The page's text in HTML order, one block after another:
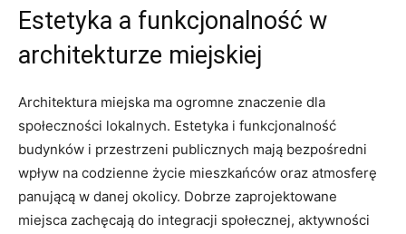
Estetyka ⁢a funkcjonalność w
architekturze miejskiej
Architektura miejska ‍ma ogromne znaczenie dla
społeczności lokalnych. Estetyka⁤ i funkcjonalność
budynków i przestrzeni publicznych mają bezpośredni
wpływ na codzienne życie mieszkańców oraz atmosferę
panującą w‌ danej okolicy. Dobrze zaprojektowane
miejsca zachęcają do integracji społecznej, ⁣aktywności